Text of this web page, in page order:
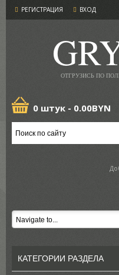
РЕГИСТРАЦИЯ ВХОД
ОТГРУЗИСЬ ПО
0 штук - 0.00BYN
КАТЕГОРИИ РАЗДЕЛА